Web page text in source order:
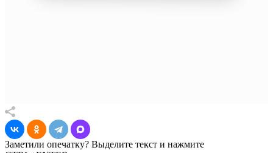
Заметили опечатку? Выделите текст и нажмите